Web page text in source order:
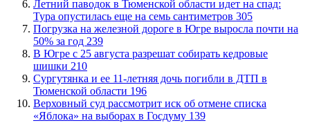
​Летний паводок в Тюменской области идет на спад:
Тура опустилась еще на семь сантиметров 305
​Погрузка на железной дороге в Югре выросла почти на
50% за год 239
​В Югре с 25 августа разрешат собирать кедровые
шишки 210
Сургутянка и ее 11-летняя дочь погибли в ДТП в
Тюменской области 196
​Верховный суд рассмотрит иск об отмене списка
«Яблока» на выборах в Госдуму 139